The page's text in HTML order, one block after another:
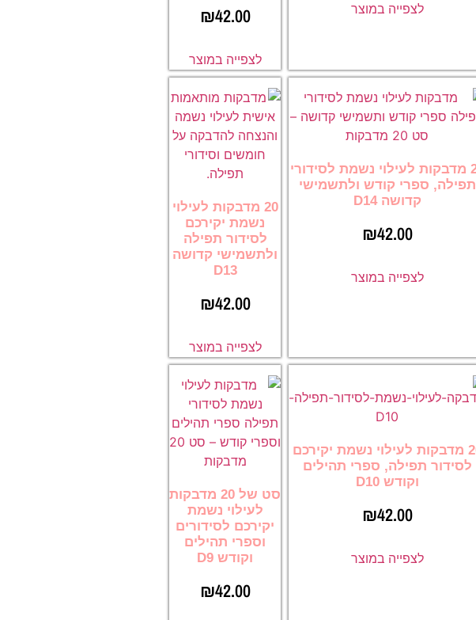
לצפייה במוצר ₪42.00
לצפייה במוצר
20 מדבקות לעילוי נשמת לסידורי
תפילה, ספרי קודש ולתשמישי
קדושה D14
₪42.00
לצפייה במוצר
20 מדבקות לעילוי
נשמת יקירכם
לסידור תפילה
ולתשמישי קדושה
D13
₪42.00
לצפייה במוצר
20 מדבקות לעילוי נשמת יקירכם
לסידור תפילה, ספרי תהילים
וקודש D10
₪42.00
לצפייה במוצר
סט של 20 מדבקות
לעילוי נשמת
יקירכם לסידורים
וספרי תהילים
וקודש D9
₪42.00